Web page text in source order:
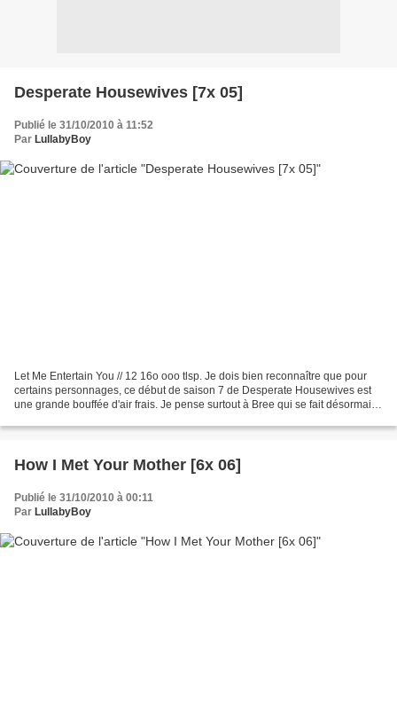
Desperate Housewives [7x 05]
Publié le 31/10/2010 à 11:52
Par LullabyBoy
Let Me Entertain You // 12 16o ooo tlsp. Je dois bien reconnaître que pour
certains personnages, ce début de saison 7 de Desperate Housewives est
une grande bouffée d'air frais. Je pense surtout à Bree qui se fait désormais
How I Met Your Mother [6x 06]
Publié le 31/10/2010 à 00:11
Par LullabyBoy